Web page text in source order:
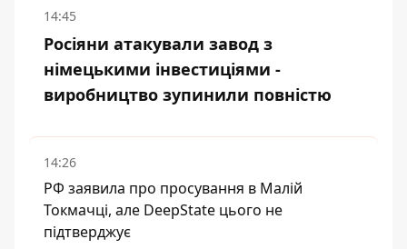
14:45
Росіяни атакували завод з
німецькими інвестиціями -
виробництво зупинили повністю
14:26
РФ заявила про просування в Малій
Токмачці, але DeepState цього не
підтверджує